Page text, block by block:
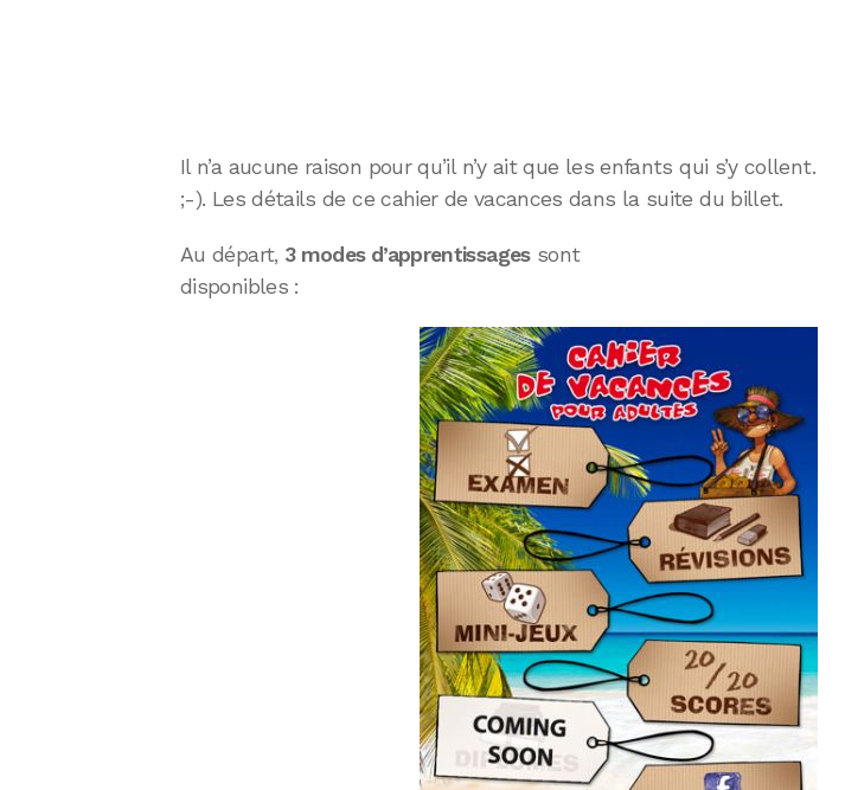
Il n’a aucune raison pour qu’il n’y ait que les enfants qui s’y collent.
;-). Les détails de ce cahier de vacances dans la suite du billet.
Au départ, 3 modes d’apprentissagessont
disponibles :